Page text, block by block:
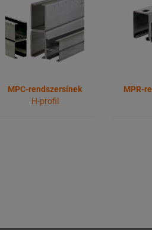
MPC-rendszersínek
H-profil
MPR-